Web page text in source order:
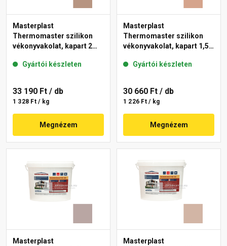
Masterplast
Thermomaster szilikon
vékonyvakolat, kapart 2
Gyártói készleten
33 190 Ft / db
1 328 Ft / kg
Megnézem
Masterplast
Thermomaster szilikon
vékonyvakolat, kapart 1,5
Gyártói készleten
30 660 Ft / db
1 226 Ft / kg
Megnézem
Masterplast
Masterplast